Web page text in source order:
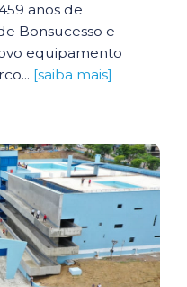
anos de
Bonsucesso e
equipamento
[saiba mais]